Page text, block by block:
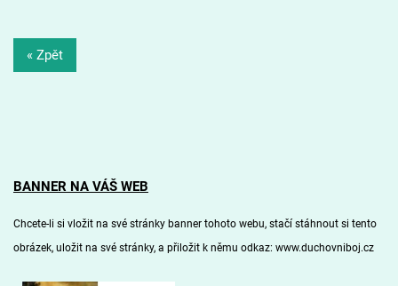
« Zpět
BANNER NA VÁŠ WEB
Chcete-li si vložit na své stránky banner tohoto webu, stačí stáhnout si tento
obrázek, uložit na své stránky, a přiložit k němu odkaz: www.duchovniboj.cz